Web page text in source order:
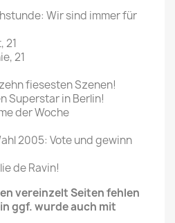
Wir sind immer für
21
21
fiesesten Szenen!
Superstar in Berlin!
der Woche
2005: Vote und gewinn
de Ravin!
vereinzelt Seiten fehlen
ggf. wurde auch mit